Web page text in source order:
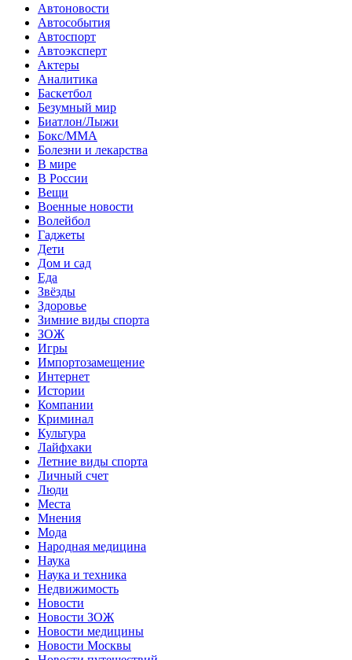
Автоновости
Автособытия
Автоспорт
Автоэксперт
Актеры
Аналитика
Баскетбол
Безумный мир
Биатлон/Лыжи
Бокс/MMA
Болезни и лекарства
В мире
В России
Вещи
Военные новости
Волейбол
Гаджеты
Дети
Дом и сад
Еда
Звёзды
Здоровье
Зимние виды спорта
ЗОЖ
Игры
Импортозамещение
Интернет
Истории
Компании
Криминал
Культура
Лайфхаки
Летние виды спорта
Личный счет
Люди
Места
Мнения
Мода
Народная медицина
Наука
Наука и техника
Недвижимость
Новости
Новости ЗОЖ
Новости медицины
Новости Москвы